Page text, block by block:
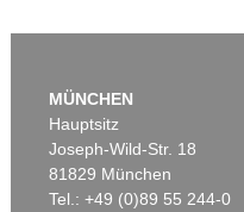
MÜNCHEN
Hauptsitz
Joseph-Wild-Str. 18
81829 München
Tel.: +49 (0)89 55 244-0